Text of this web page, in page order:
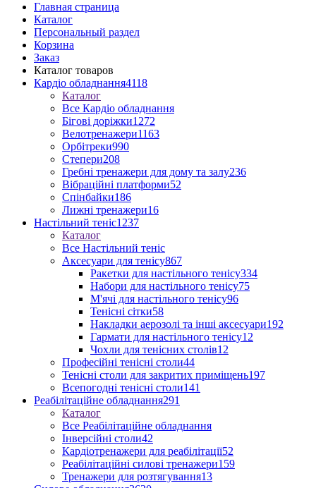
Главная страница
Каталог
Персональный раздел
Корзина
Заказ
Каталог товаров
Кардіо обладнання4118
Каталог
Все Кардіо обладнання
Бігові доріжки1272
Велотренажери1163
Орбітреки990
Степери208
Гребні тренажери для дому та залу236
Вібраційні платформи52
Спінбайки186
Лижні тренажери16
Настільний теніс1237
Каталог
Все Настільний теніс
Аксесуари для тенісу867
Ракетки для настільного тенісу334
Набори для настільного тенісу75
М'ячі для настільного тенісу96
Тенісні сітки58
Накладки аерозолі та інші аксесуари192
Гармати для настільного тенісу12
Чохли для тенісних столів12
Професійні тенісні столи44
Тенісні столи для закритих приміщень197
Всепогодні тенісні столи141
Реабілітаційне обладнання291
Каталог
Все Реабілітаційне обладнання
Інверсійні столи42
Кардіотренажери для реабілітації52
Реабілітаційні силові тренажери159
Тренажери для розтягування13